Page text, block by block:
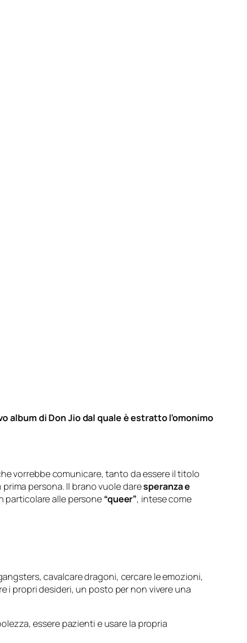
album di Don Jio dal quale è estratto l’omonimo
vorrebbe comunicare, tanto da essere il titolo
persona. Il brano vuole daresperanza e
particolare alle persone “queer”, intese come
, cavalcare dragoni, cercare le emozioni,
i propri desideri, un posto per non vivere una
essere pazienti e usare la propria